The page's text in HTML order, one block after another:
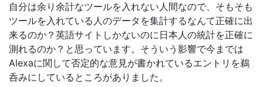
自分は余り余計なツールを入れない人間なので、そもそも
ツールを入れている人のデータを集計するなんて正確に出
来るのか？英語サイトしかないのに日本人の統計を正確に
測れるのか？と思っています。そういう影響で今までは
Alexaに関して否定的な意見が書かれているエントリを鵜
呑みにしているところがありました。